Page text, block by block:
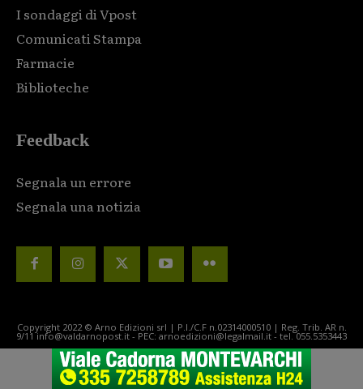
I sondaggi di Vpost
Comunicati Stampa
Farmacie
Biblioteche
Feedback
Segnala un errore
Segnala una notizia
Copyright 2022 © Arno Edizioni srl | P.I./C.F n.02314000510 | Reg. Trib. AR n.
9/11 info@valdarnopost.it - PEC: arnoedizioni@legalmail.it - tel. 055.5353443